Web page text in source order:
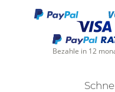
Bezahle in 12